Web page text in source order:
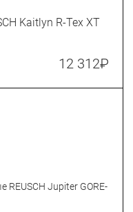
Kaitlyn R-Tex XT
12 312₽